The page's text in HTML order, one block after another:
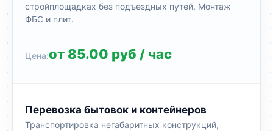
стройплощадках без подъездных путей. Монтаж
ФБС и плит.
от 85.00 руб / час
Перевозка бытовок и контейнеров
Транспортировка негабаритных конструкций,